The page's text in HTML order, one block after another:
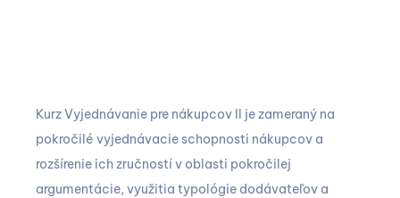
Kurz Vyjednávanie pre nákupcov II je zameraný na
pokročilé vyjednávacie schopnosti nákupcov a
rozšírenie ich zručností v oblasti pokročilej
argumentácie, využitia typológie dodávateľov a